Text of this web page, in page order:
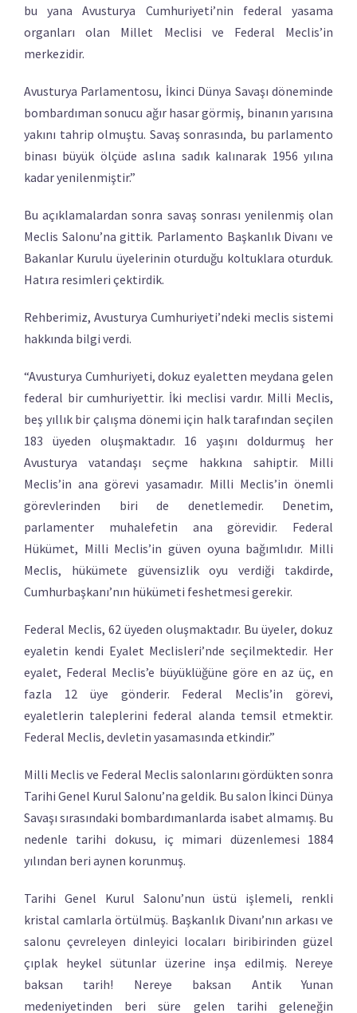
bu yana Avusturya Cumhuriyeti’nin federal yasama
organları olan Millet Meclisi ve Federal Meclis’in
merkezidir.
Avusturya Parlamentosu, İkinci Dünya Savaşı döneminde
bombardıman sonucu ağır hasar görmiş, binanın yarısına
yakını tahrip olmuştu. Savaş sonrasında, bu parlamento
binası büyük ölçüde aslına sadık kalınarak 1956 yılına
kadar yenilenmiştir.”
Bu açıklamalardan sonra savaş sonrası yenilenmiş olan
Meclis Salonu’na gittik. Parlamento Başkanlık Divanı ve
Bakanlar Kurulu üyelerinin oturduğu koltuklara oturduk.
Hatıra resimleri çektirdik.
Rehberimiz, Avusturya Cumhuriyeti’ndeki meclis sistemi
hakkında bilgi verdi.
“Avusturya Cumhuriyeti, dokuz eyaletten meydana gelen
federal bir cumhuriyettir. İki meclisi vardır. Milli Meclis,
beş yıllık bir çalışma dönemi için halk tarafından seçilen
183 üyeden oluşmaktadır. 16 yaşını doldurmuş her
Avusturya vatandaşı seçme hakkına sahiptir. Milli
Meclis’in ana görevi yasamadır. Milli Meclis’in önemli
görevlerinden biri de denetlemedir. Denetim,
parlamenter muhalefetin ana görevidir. Federal
Hükümet, Milli Meclis’in güven oyuna bağımlıdır. Milli
Meclis, hükümete güvensizlik oyu verdiği takdirde,
Cumhurbaşkanı’nın hükümeti feshetmesi gerekir.
Federal Meclis, 62 üyeden oluşmaktadır. Bu üyeler, dokuz
eyaletin kendi Eyalet Meclisleri’nde seçilmektedir. Her
eyalet, Federal Meclis’e büyüklüğüne göre en az üç, en
fazla 12 üye gönderir. Federal Meclis’in görevi,
eyaletlerin taleplerini federal alanda temsil etmektir.
Federal Meclis, devletin yasamasında etkindir.”
Milli Meclis ve Federal Meclis salonlarını gördükten sonra
Tarihi Genel Kurul Salonu’na geldik. Bu salon İkinci Dünya
Savaşı sırasındaki bombardımanlarda isabet almamış. Bu
nedenle tarihi dokusu, iç mimari düzenlemesi 1884
yılından beri aynen korunmuş.
Tarihi Genel Kurul Salonu’nun üstü işlemeli, renkli
kristal camlarla örtülmüş. Başkanlık Divanı’nın arkası ve
salonu çevreleyen dinleyici locaları biribirinden güzel
çıplak heykel sütunlar üzerine inşa edilmiş. Nereye
baksan tarih! Nereye baksan Antik Yunan
medeniyetinden beri süre gelen tarihi geleneğin